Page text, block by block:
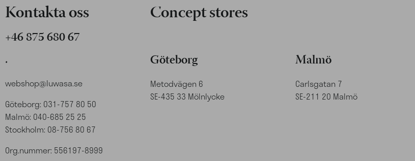
Kontakta oss Concept stores
+46 875 680 67
.
webshop@luwasa.se
Göteborg: 031-757 80 50
Malmö: 040-685 25 25
Stockholm: 08-756 80 67
Org.nummer: 556197-8999
Göteborg
Metodvägen 6
SE-435 33 Mölnlycke
Malmö
Carlsgatan 7
SE-211 20 Malmö